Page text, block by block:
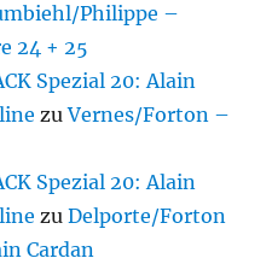
Philippe –
24 + 25
Spezial 20: Alain
zuVernes/Forton –
Spezial 20: Alain
zuDelporte/Forton
Cardan